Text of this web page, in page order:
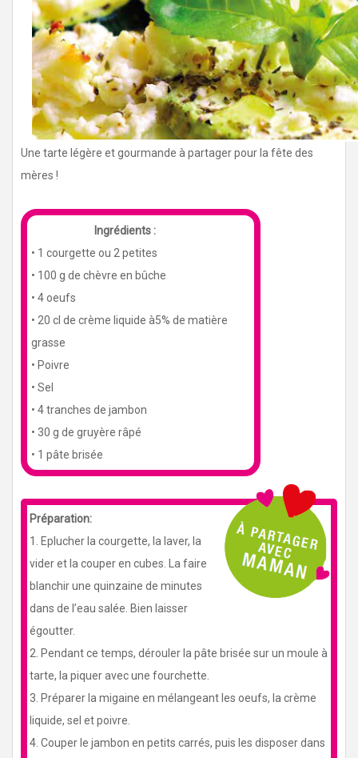
Une tarte légère et gourmande à partager pour la fête des
mères !
Ingrédients :
• 1 courgette ou 2 petites
• 100 g de chèvre en bûche
• 4 oeufs
• 20 cl de crème liquide à5% de matière
grasse
• Poivre
• Sel
• 4 tranches de jambon
• 30 g de gruyère râpé
• 1 pâte brisée
Préparation:
1. Eplucher la courgette, la laver, la
vider et la couper en cubes. La faire
blanchir une quinzaine de minutes
dans de l’eau salée. Bien laisser
égoutter.
2. Pendant ce temps, dérouler la pâte brisée sur un moule à
tarte, la piquer avec une fourchette.
3. Préparer la migaine en mélangeant les oeufs, la crème
liquide, sel et poivre.
4. Couper le jambon en petits carrés, puis les disposer dans